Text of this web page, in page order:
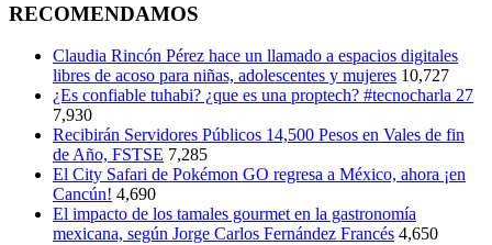
RECOMENDAMOS
Claudia Rincón Pérez hace un llamado a espacios digitales
libres de acoso para niñas, adolescentes y mujeres 10,727
¿Es confiable tuhabi? ¿que es una proptech? #tecnocharla 27
7,930
Recibirán Servidores Públicos 14,500 Pesos en Vales de fin
de Año, FSTSE 7,285
El City Safari de Pokémon GO regresa a México, ahora ¡en
Cancún! 4,690
El impacto de los tamales gourmet en la gastronomía
mexicana, según Jorge Carlos Fernández Francés 4,650